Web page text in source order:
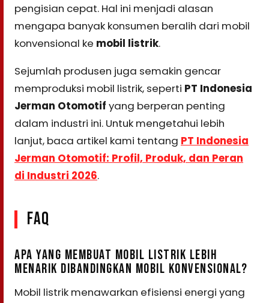
pengisian cepat. Hal ini menjadi alasan
mengapa banyak konsumen beralih dari mobil
konvensional ke mobil listrik.
Sejumlah produsen juga semakin gencar
memproduksi mobil listrik, seperti PT Indonesia
Jerman Otomotif yang berperan penting
dalam industri ini. Untuk mengetahui lebih
lanjut, baca artikel kami tentang PT Indonesia
Jerman Otomotif: Profil, Produk, dan Peran
di Industri 2026.
FAQ
APA YANG MEMBUAT MOBIL LISTRIK LEBIH
MENARIK DIBANDINGKAN MOBIL KONVENSIONAL?
Mobil listrik menawarkan efisiensi energi yang